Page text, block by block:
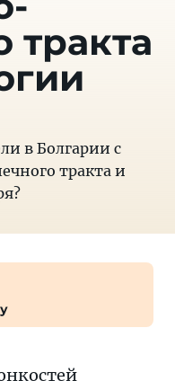
тракта
в Болгарии с
тракта и